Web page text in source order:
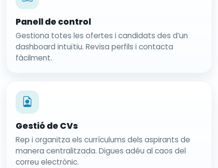
Panell de control
Gestiona totes les ofertes i candidats des d’un
dashboard intuïtiu. Revisa perfils i contacta
fàcilment.
Gestió de CVs
Rep i organitza els currículums dels aspirants de
manera centralitzada. Digues adéu al caos del
correu electrònic.